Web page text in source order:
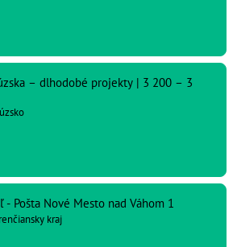
– dlhodobé projekty | 3 200 – 3
- Pošta Nové Mesto nad Váhom 1
kraj